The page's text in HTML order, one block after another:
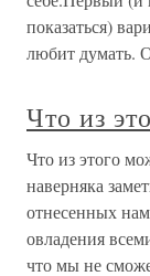
показаться)
любит думать.
Что из
Что из этого
наверняка
отнесенных
овладения
что мы не